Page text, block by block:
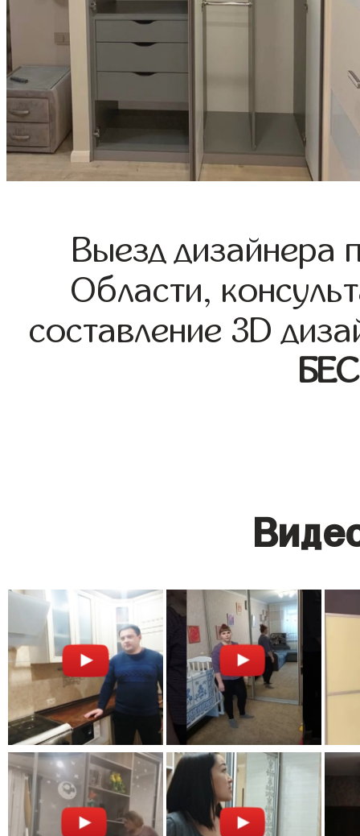
Выезд дизайнера
Области,
составление 3D